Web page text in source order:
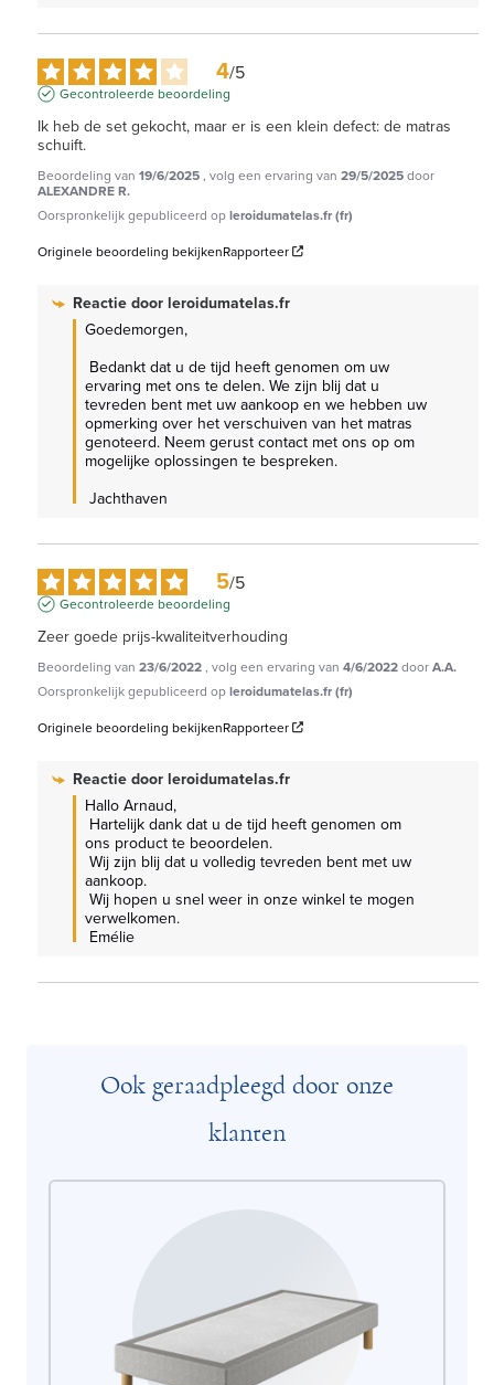
4/5
Gecontroleerde beoordeling
Ik heb de set gekocht, maar er is een klein defect: de matras
schuift.
Beoordeling van 19/6/2025, volg een ervaring van 29/5/2025door
ALEXANDRE R.
Oorspronkelijk gepubliceerd opleroidumatelas.fr (fr)
Originele beoordeling bekijkenRapporteer
Reactie doorleroidumatelas.fr
Goedemorgen,
ervaring met ons te delen. We zijn blij dat u
tevreden bent met uw aankoop en we hebben uw
opmerking over het verschuiven van het matras
genoteerd. Neem gerust contact met ons op om
mogelijke oplossingen te bespreken.
Jachthaven
5/5
Gecontroleerde beoordeling
Zeer goede prijs-kwaliteitverhouding
Beoordeling van 23/6/2022, volg een ervaring van 4/6/2022doorA.A.
Oorspronkelijk gepubliceerd opleroidumatelas.fr (fr)
Originele beoordeling bekijkenRapporteer
Reactie doorleroidumatelas.fr
Hallo Arnaud,
ons product te beoordelen.
aankoop.
verwelkomen.
Emélie
Ook geraadpleegd door onze
klanten